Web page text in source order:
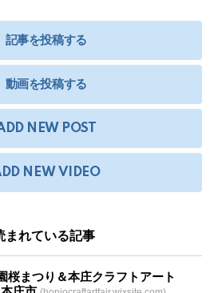
記事を投稿する
動画を投稿する
NEW POST
NEW VIDEO
まれている記事
桜まつり＆本庄クラフトアート